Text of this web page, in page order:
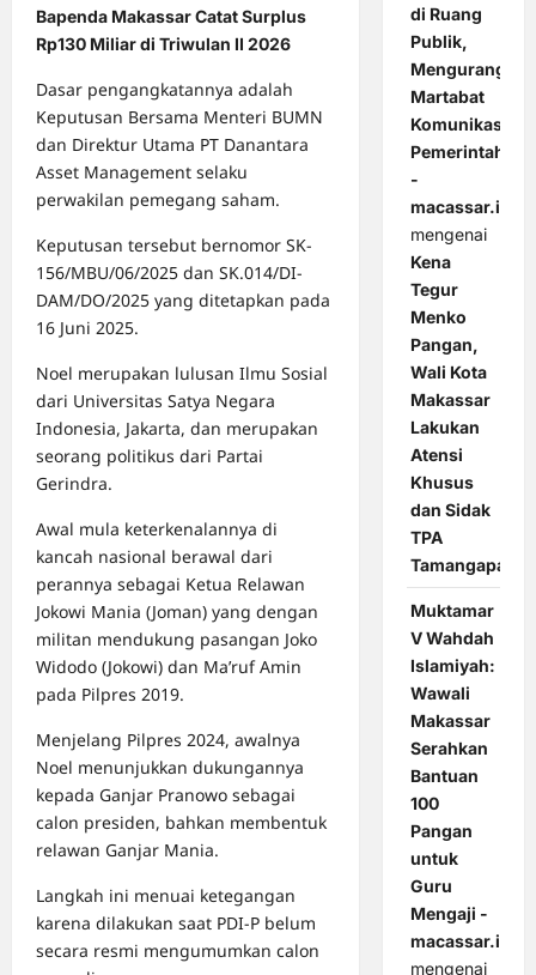
Bapenda Makassar Catat Surplus
Rp130 Miliar di Triwulan II 2026
Dasar pengangkatannya adalah
Keputusan Bersama Menteri BUMN
dan Direktur Utama PT Danantara
Asset Management selaku
perwakilan pemegang saham.
Keputusan tersebut bernomor SK-
156/MBU/06/2025 dan SK.014/DI-
DAM/DO/2025 yang ditetapkan pada
16 Juni 2025.
Noel merupakan lulusan Ilmu Sosial
dari Universitas Satya Negara
Indonesia, Jakarta, dan merupakan
seorang politikus dari Partai
Gerindra.
Awal mula keterkenalannya di
kancah nasional berawal dari
perannya sebagai Ketua Relawan
Jokowi Mania (Joman) yang dengan
militan mendukung pasangan Joko
Widodo (Jokowi) dan Ma’ruf Amin
pada Pilpres 2019.
Menjelang Pilpres 2024, awalnya
Noel menunjukkan dukungannya
kepada Ganjar Pranowo sebagai
calon presiden, bahkan membentuk
relawan Ganjar Mania.
Langkah ini menuai ketegangan
karena dilakukan saat PDI-P belum
secara resmi mengumumkan calon
di Ruang
Publik,
Mengurangi
Martabat
Komunikasi
Pemerintahan
-
macassar.id
mengenai
Kena
Tegur
Menko
Pangan,
Wali Kota
Makassar
Lakukan
Atensi
Khusus
dan Sidak
TPA
Tamangapa
Muktamar
V Wahdah
Islamiyah:
Wawali
Makassar
Serahkan
Bantuan
100
Pangan
untuk
Guru
Mengaji -
macassar.id
mengenai